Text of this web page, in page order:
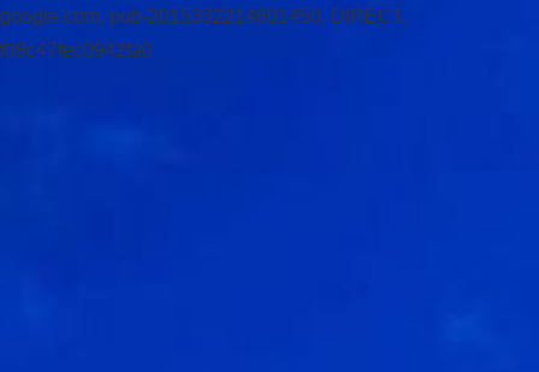
google.com, pub-2015332214601450, DIRECT,
f08c47fec0942fa0